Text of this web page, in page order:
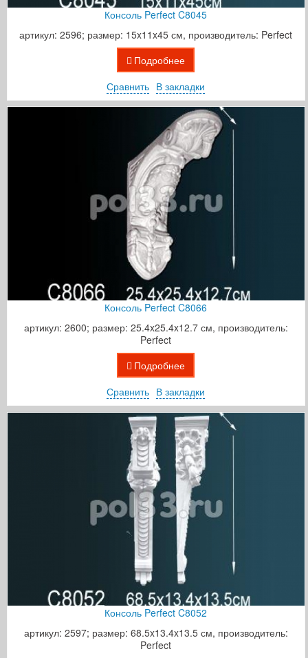
Консоль Perfect C8045
артикул: 2596; размер: 15x11x45 см, производитель: Perfect
Подробнее
Сравнить В закладки
Консоль Perfect C8066
артикул: 2600; размер: 25.4x25.4x12.7 см, производитель:
Perfect
Подробнее
Сравнить В закладки
Консоль Perfect C8052
артикул: 2597; размер: 68.5x13.4x13.5 см, производитель:
Perfect